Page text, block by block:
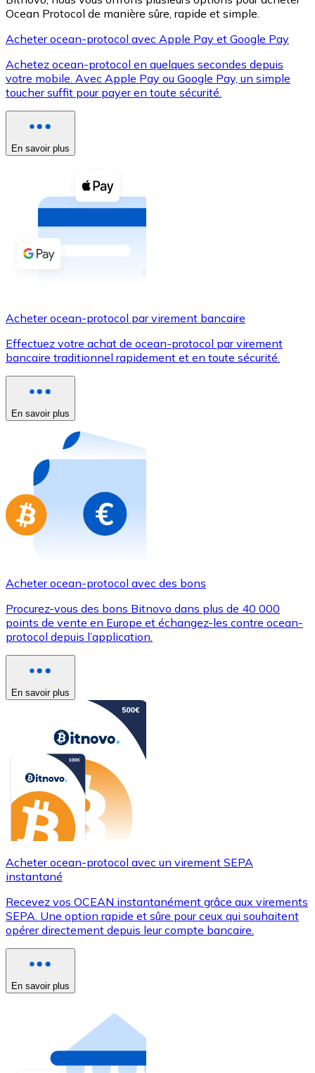
XRP
XRP
Voir toutes
Coupons crypto
Achetez des cryptomonnaies en espèces et d'autres
Acheter avec espèces
Virement SEPA
Utilisez les cartes Visa et Mastercard pour acheter
Acheter avec carte
Nouveau
Achetez des cartes-cadeaux de vos marques
Aller à la boutique de cartes-cadeaux
Ocean Protocol de manière sûre, rapide et simple.
Acheter ocean-protocol avec Apple Pay et Google Pay
Achetez ocean-protocol en quelques secondes depuis
votre mobile. Avec Apple Pay ou Google Pay, un simple
toucher suffit pour payer en toute sécurité.
En savoir plus
Acheter ocean-protocol par virement bancaire
Effectuez votre achat de ocean-protocol par virement
bancaire traditionnel rapidement et en toute sécurité.
En savoir plus
Acheter ocean-protocol avec des bons
Procurez-vous des bons Bitnovo dans plus de 40 000
points de vente en Europe et échangez-les contre ocean-
protocol depuis l’application.
En savoir plus
Acheter ocean-protocol avec un virement SEPA
instantané
Recevez vos OCEAN instantanément grâce aux virements
SEPA. Une option rapide et sûre pour ceux qui souhaitent
opérer directement depuis leur compte bancaire.
En savoir plus